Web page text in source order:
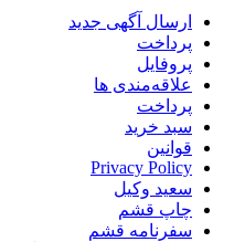
ارسال آگهی جدید
پرداخت
پروفایل
علاقه‌مندی ها
پرداخت
سبد خرید
قوانین
Privacy Policy
سعید وکیل
چاپ قشم
سفرنامه قشم